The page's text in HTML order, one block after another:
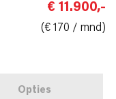
€ 11.900,-
(€ 170 / mnd)
Opties